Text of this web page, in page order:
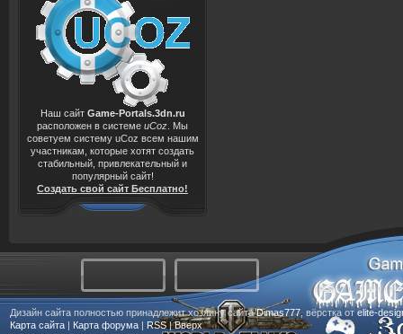
Наш сайт Game-Portals.3dn.ru
расположен в системе uCoz . Мы
советуем систему uCoz всем нашим
участникам, которые хотят создать
стабильный, привлекательный и
популярный сайт!
Создать свой сайт Бесплатно!
Дизайн сайта полностью принадлежит хозяину сайтаDimas777, вёрстка от elite-
Карта сайта | Карта форума | RSS|Вверх